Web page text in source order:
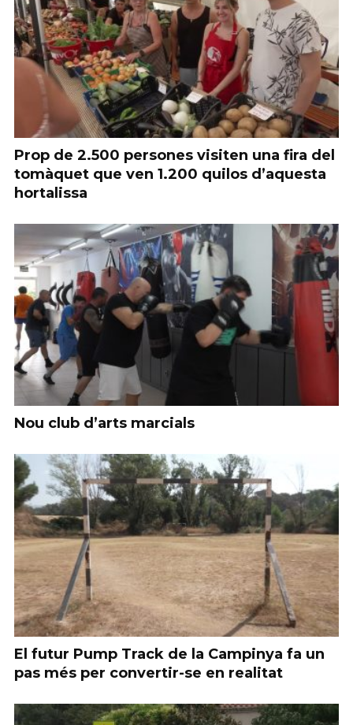
Prop de 2.500 persones visiten una fira del
tomàquet que ven 1.200 quilos d’aquesta
hortalissa
Nou club d’arts marcials
El futur Pump Track de la Campinya fa un
pas més per convertir-se en realitat